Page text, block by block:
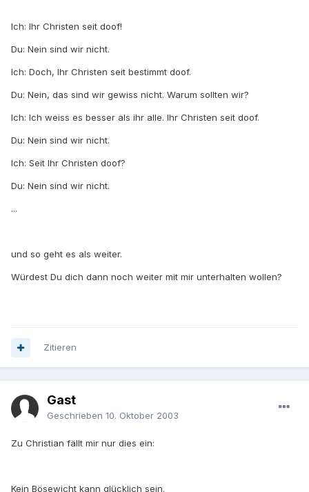
Ich: Ihr Christen seit doof!
Du: Nein sind wir nicht.
Ich: Doch, Ihr Christen seit bestimmt doof.
Du: Nein, das sind wir gewiss nicht. Warum sollten wir?
Ich: Ich weiss es besser als ihr alle. Ihr Christen seit doof.
Du: Nein sind wir nicht.
Ich: Seit Ihr Christen doof?
Du: Nein sind wir nicht.
...
und so geht es als weiter.
Würdest Du dich dann noch weiter mit mir unterhalten wollen?
Zitieren
Gast
Geschrieben 10. Oktober 2003
Zu Christian fällt mir nur dies ein:
Kein Bösewicht kann glücklich sein.